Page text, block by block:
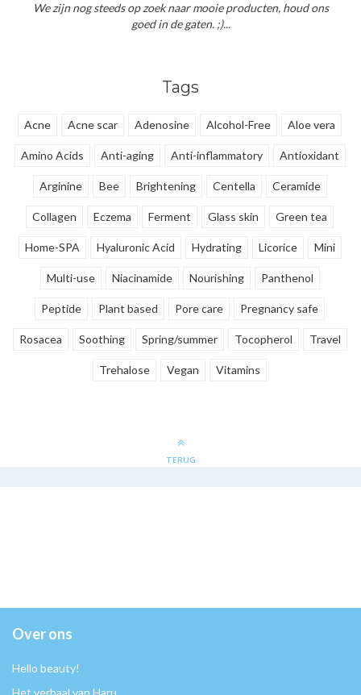
We zijn nog steeds op zoek naar mooie producten, houd ons
goed in de gaten. ;)...
Tags
Acne Acne scar Adenosine Alcohol-Free Aloe vera
Amino Acids Anti-aging Anti-inflammatory Antioxidant
Arginine Bee Brightening Centella Ceramide
Collagen Eczema Ferment Glass skin Green tea
Home-SPA Hyaluronic Acid Hydrating Licorice Mini
Multi-use Niacinamide Nourishing Panthenol
Peptide Plant based Pore care Pregnancy safe
Rosacea Soothing Spring/summer Tocopherol Travel
Trehalose Vegan Vitamins
TERUG
Over ons
Hello beauty!